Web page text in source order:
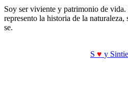
Soy ser viviente y patrimonio de
represento la historia de la
se.
S ♥ y